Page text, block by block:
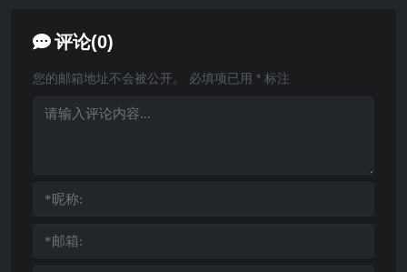
评论(0)
您的邮箱地址不会被公开。 必填项已用 * 标注